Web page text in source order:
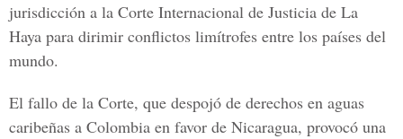
jurisdicción a la Corte Internacional de Justicia de La
Haya para dirimir conflictos limítrofes entre los países del
mundo.
El fallo de la Corte, que despojó de derechos en aguas
caribeñas a Colombia en favor de Nicaragua, provocó una